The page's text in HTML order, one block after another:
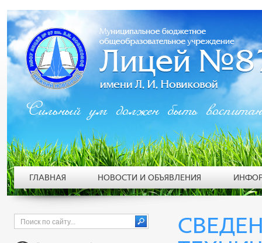
Сильный ум должен быть
ГЛАВНАЯ НОВОСТИ И ОБЪЯВЛЕНИЯ